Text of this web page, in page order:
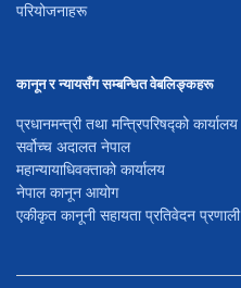
परियोजनाहरू
कानून र न्यायसँग सम्बन्धित वेबलिङ्कहरू
प्रधानमन्त्री तथा मन्त्रिपरिषद्को कार्यालय
सर्वोच्च अदालत नेपाल
महान्यायाधिवक्ताको कार्यालय
नेपाल कानून आयोग
एकीकृत कानूनी सहायता प्रतिवेदन प्रणाली